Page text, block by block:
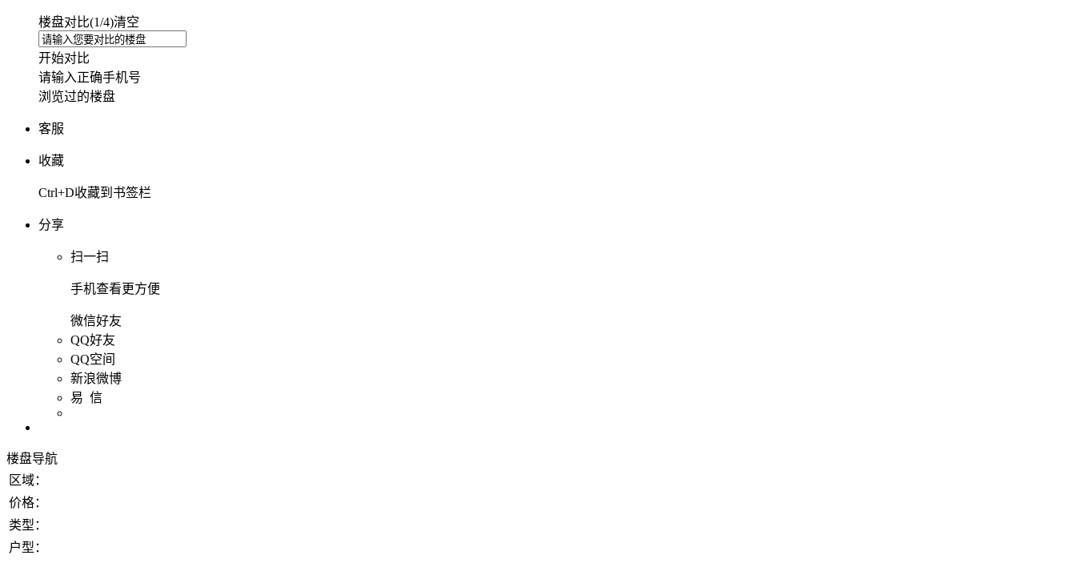
楼盘对比(1/4)清空
开始对比
请输入正确手机号
浏览过的楼盘
客服
收藏
Ctrl+D收藏到书签栏
分享
扫一扫
手机查看更方便
微信好友
QQ好友
QQ空间
新浪微博
易 信
楼盘导航
区域：
价格：
类型：
户型：